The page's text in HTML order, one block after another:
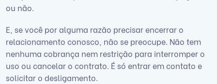
ou não.
E, se você por alguma razão precisar encerrar o
relacionamento conosco, não se preocupe. Não tem
nenhuma cobrança nem restrição para interromper o
uso ou cancelar o contrato. É só entrar em contato e
solicitar o desligamento.